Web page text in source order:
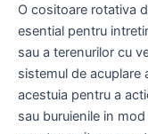
O cositoare rotativa
esential pentru
sau a terenurilor cu
sistemul de acuplare
acestuia pentru a
sau buruienile in